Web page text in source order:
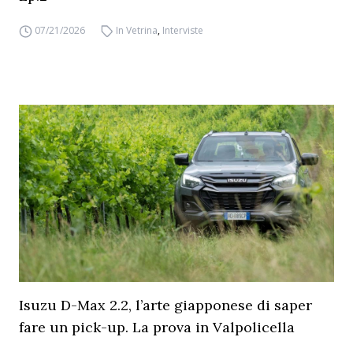
07/21/2026 In Vetrina, Interviste
Isuzu D-Max 2.2, l’arte giapponese di saper
fare un pick-up. La prova in Valpolicella